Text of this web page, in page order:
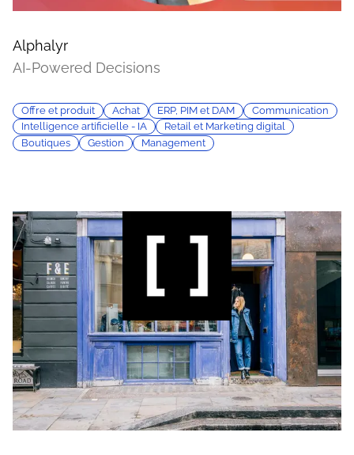
Alphalyr
AI-Powered Decisions
Offre et produit Achat ERP, PIM et DAM
Communication
Intelligence artificielle - IA
Retail et Marketing digital
Boutiques
Gestion Management